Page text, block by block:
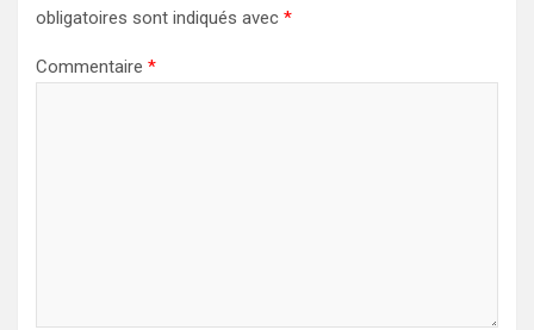
obligatoires sont indiqués avec *
Commentaire *